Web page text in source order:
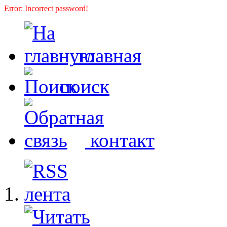
Error: Incorrect password!
главная
поиск
контакт